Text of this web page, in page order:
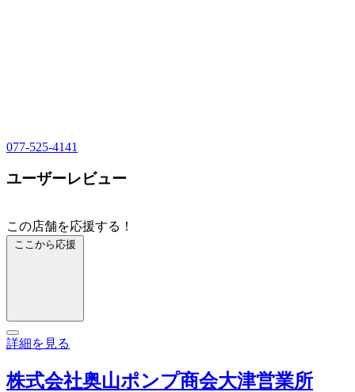
077-525-4141
ユーザーレビュー
この店舗を応援する！
ここから応援
詳細を見る
株式会社奥山ポンプ商会大津営業所